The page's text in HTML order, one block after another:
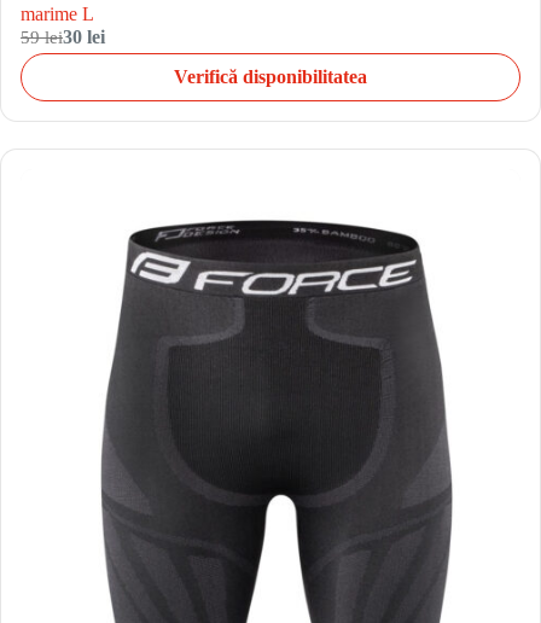
marime L
59 lei30 lei
Verifică disponibilitatea